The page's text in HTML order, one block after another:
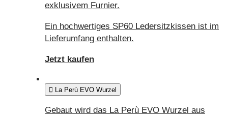
exklusivem Furnier.
Ein hochwertiges SP60 Ledersitzkissen ist im
Lieferumfang enthalten.
Jetzt kaufen
La Perù EVO Wurzel
Gebaut wird das La Perù EVO Wurzel aus